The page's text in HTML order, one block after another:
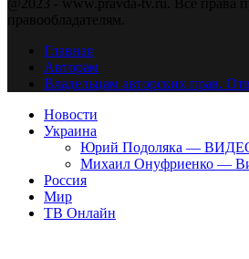
@2023 - www.pravda-tv.ru. Все права
правообладателям.
Главная
Авторам
Владельцам авторских прав.
Новости
Украина
Юрий Подоляка —
Михаил Онуфриенко —
Россия
Мир
ТВ Онлайн